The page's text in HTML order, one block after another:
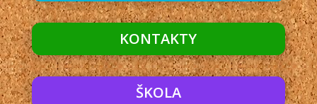
KONTAKTY
ŠKOLA